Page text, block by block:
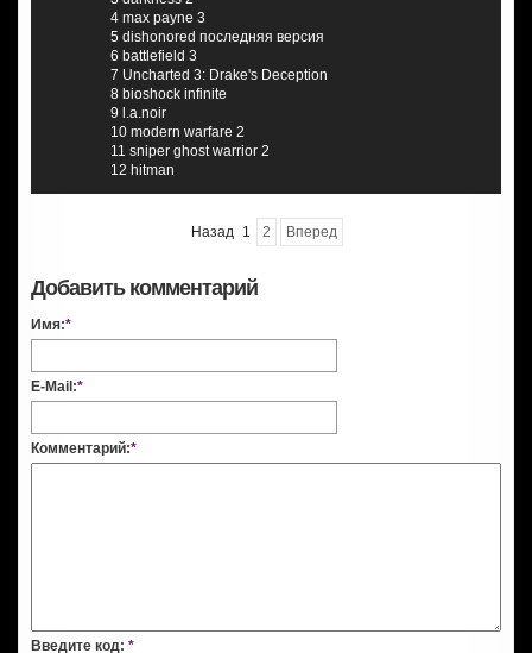
4 max payne 3
5 dishonored последняя версия
6 battlefield 3
7 Uncharted 3: Drake's Deception
8 bioshock infinite
9 l.a.noir
10 modern warfare 2
11 sniper ghost warrior 2
12 hitman
Назад 1 2 Вперед
Добавить комментарий
Имя:*
E-Mail:*
Комментарий:*
Введите код: *